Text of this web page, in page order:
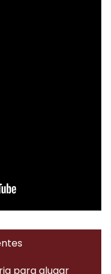
para alugar